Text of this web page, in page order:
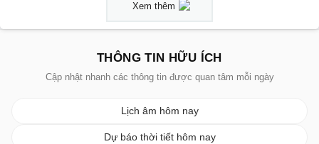
Xem thêm
THÔNG TIN HỮU ÍCH
Cập nhật nhanh các thông tin được quan tâm mỗi ngày
Lịch âm hôm nay
Dự báo thời tiết hôm nay